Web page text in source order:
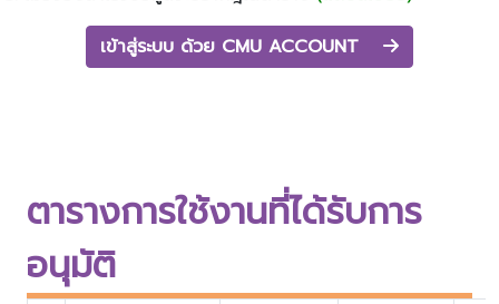
เข้าสู่ระบบ ด้วย CMU ACCOUNT
ตารางการใช้งานที่ได้รับการ
อนุมัติ